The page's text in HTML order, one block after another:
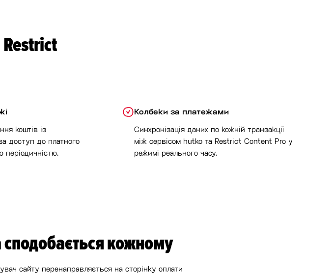
Restrict
коштів із
доступ до платного
періодичністю.
Колбеки за платежами
Синхронізація даних по кожній транзакції
між сервісом hutko та Restrict Content Pro у
режимі реального часу.
сподобається кожному
сайту перенаправляється на сторінку оплати